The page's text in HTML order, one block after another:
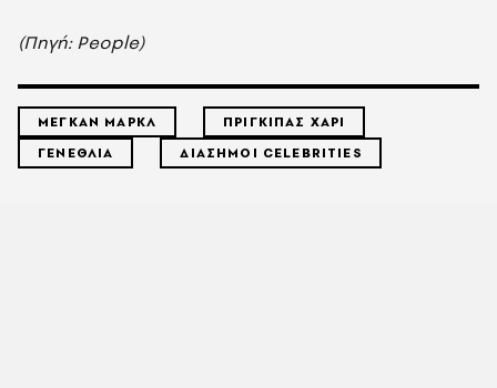
(Πηγή: People)
ΜΕΓΚΑΝ ΜΑΡΚΛ
ΠΡΙΓΚΙΠΑΣ ΧΑΡΙ
ΓΕΝΕΘΛΙΑ
ΔΙΑΣΗΜΟΙ CELEBRITIES